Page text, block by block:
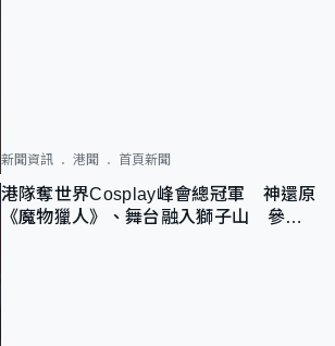
新聞資訊 港聞 首頁新聞
港隊奪世界Cosplay峰會總冠軍 神還原
《魔物獵人》、舞台融入獅子山 參賽